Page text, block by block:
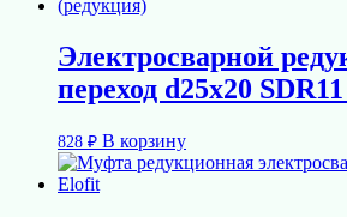
Электросварной
переход d25х20
828 ₽ В корзину